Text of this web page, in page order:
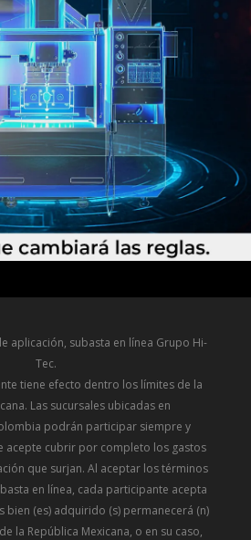
aplicación, subasta en línea Grupo Hi-
Tec.
tiene efecto dentro los límites de la
Las sucursales ubicadas en
podrán participar siempre y
acepte cubrir por completo los gastos
que surjan. Al aceptar los términos
en línea, cada participante acepta
bien (es) adquirido (s) permanecerá (n)
la República Mexicana, o en su caso,